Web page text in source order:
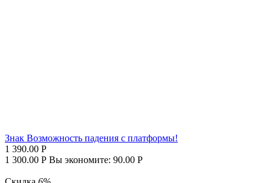
Знак Возможность падения с платформы!
1 390.00 Р
1 300.00 Р Вы экономите: 90.00 Р